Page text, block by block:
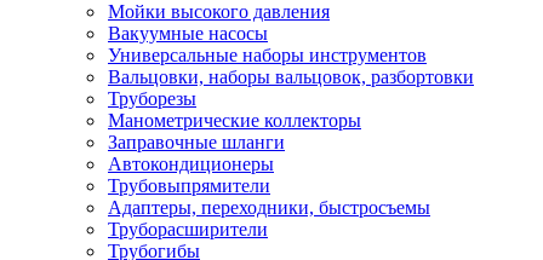
Мойки высокого давления
Вакуумные насосы
Универсальные наборы инструментов
Вальцовки, наборы вальцовок, разбортовки
Труборезы
Манометрические коллекторы
Заправочные шланги
Автокондиционеры
Трубовыпрямители
Адаптеры, переходники, быстросъемы
Труборасширители
Трубогибы